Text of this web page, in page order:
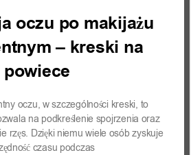
oczu po makijażu
– kreski na
powiece
oczu, w szczególności kreski, to
na podkreślenie spojrzenia oraz
rzęs. Dzięki niemu wiele osób zyskuje
czasu podczas